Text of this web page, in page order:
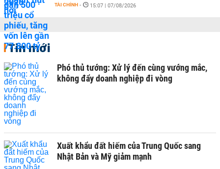
TÀI CHÍNH - 15:07 | 07/08/2026
Tin mới
Phó thủ tướng: Xử lý đến cùng vướng mắc,
không đẩy doanh nghiệp đi vòng
Xuất khẩu đất hiếm của Trung Quốc sang
Nhật Bản và Mỹ giảm mạnh